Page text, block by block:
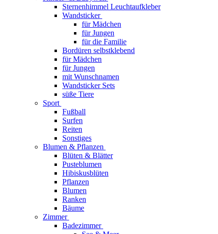
Sternenhimmel Leuchtaufkleber
Wandsticker
für Mädchen
für Jungen
für die Familie
Bordüren selbstklebend
für Mädchen
für Jungen
mit Wunschnamen
Wandsticker Sets
süße Tiere
Sport
Fußball
Surfen
Reiten
Sonstiges
Blumen & Pflanzen
Blüten & Blätter
Pusteblumen
Hibiskusblüten
Pflanzen
Blumen
Ranken
Bäume
Zimmer
Badezimmer